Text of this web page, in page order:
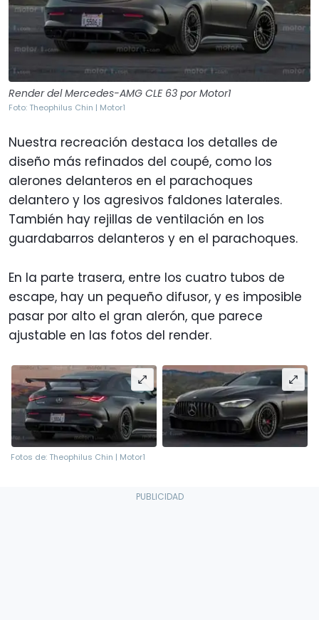
Render del Mercedes-AMG CLE 63 por Motor1
Foto: Theophilus Chin | Motor1
Nuestra recreación destaca los detalles de
diseño más refinados del coupé, como los
alerones delanteros en el parachoques
delantero y los agresivos faldones laterales.
También hay rejillas de ventilación en los
guardabarros delanteros y en el parachoques.
En la parte trasera, entre los cuatro tubos de
escape, hay un pequeño difusor, y es imposible
pasar por alto el gran alerón, que parece
ajustable en las fotos del render.
Fotos de: Theophilus Chin | Motor1